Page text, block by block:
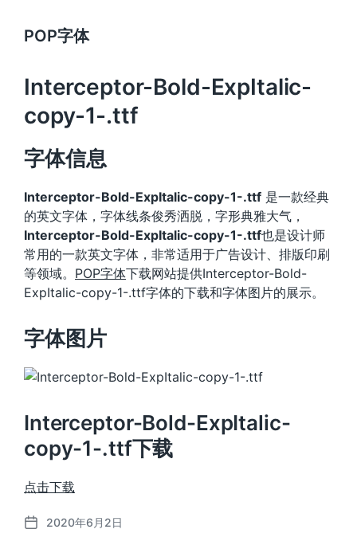
POP字体
Interceptor-Bold-ExpItalic-
copy-1-.ttf
字体信息
Interceptor-Bold-ExpItalic-copy-1-.ttf 是一款经典
的英文字体，字体线条俊秀洒脱，字形典雅大气，
Interceptor-Bold-ExpItalic-copy-1-.ttf也是设计师
常用的一款英文字体，非常适用于广告设计、排版印刷
等领域。 POP字体下载网站提供Interceptor-Bold-
ExpItalic-copy-1-.ttf字体的下载和字体图片的展示。
字体图片
Interceptor-Bold-ExpItalic-
copy-1-.ttf下载
点击下载
发
2020年6月2日